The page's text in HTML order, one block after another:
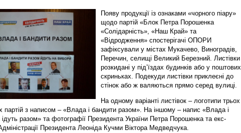
Появу продукції із ознаками «чорного піару»
щодо партій «Блок Петра Порошенка
«Солідарність», «Наш Край» та
«Відродження» спостерігачі ОПОРИ
зафіксували у містах Мукачево, Виноградів,
Перечин, селищі Великий Березний. Листівки
розкидані у під’їздах будинків або у поштових
скриньках. Подекуди листівки приклеєні до
стінок або ж валяються прямо серед вулиці.
На одному варіанті листівок – логотипи трьох
партій з написом – «Влада і бандити разом». На іншому – напис «Влада і
ідуть разом» та фотографії Президента України Петра Порошенка та екс-
Президента Леоніда Кучми Віктора Медведчука.